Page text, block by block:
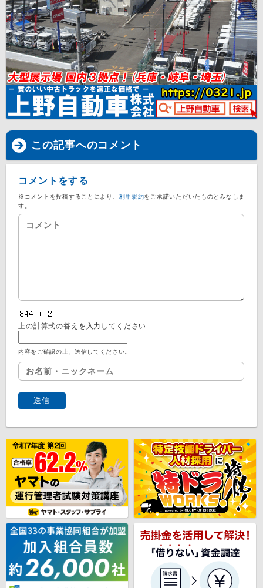
この記事へのコメント
コメントをする
※コメントを投稿することにより、 利用規約をご承諾いただいたものとみなしま
す。
上の計算式の答えを入力してください
内容をご確認の上、送信してください。